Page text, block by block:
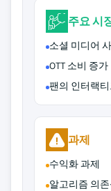
주요 시
소셜 미디어
OTT 소비 증가
팬의 인터랙
과제
수익화 과제
알고리즘 의존